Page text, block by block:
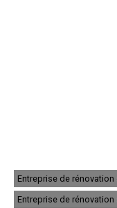
Entreprise de
Entreprise de